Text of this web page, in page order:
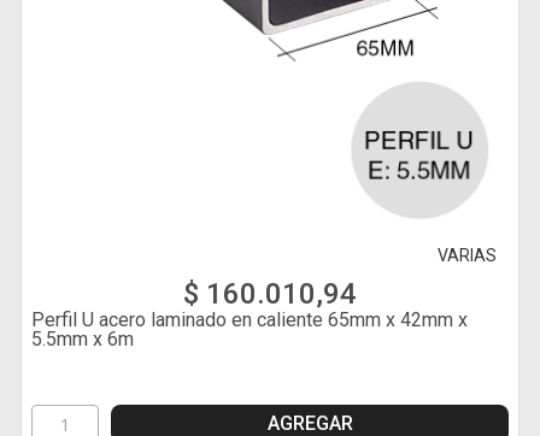
VARIAS
$ 160.010,94
Perfil U acero laminado en caliente 65mm x 42mm x
5.5mm x 6m
AGREGAR